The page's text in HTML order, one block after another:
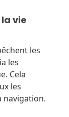
vie
les
les
Cela
les
navigation.